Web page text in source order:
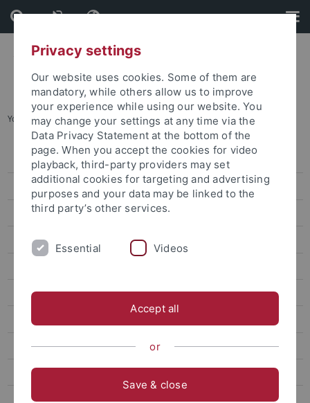
Skip
to
content
Skip
to
footer
You are here: Startseite ... E04 Börsencrash
Aktuelles
Forschungsprofil
Projekte
Diagnose – Praxis (E)
Reflexion (G)
Assoziierte Forschungsprojekte
Projekte der 1. Förderphase
Projekte der 2. Förderphase
Privacy settings
Our website uses cookies. Some of them are
mandatory, while others allow us to improve
your experience while using our website. You
may change your settings at any time via the
Data Privacy Statement at the bottom of the
page. When you accept the cookies for video
playback, third-party providers may set
additional cookies for targeting and advertising
purposes and your data may be linked to the
third party’s other services.
Essential Videos
Accept all
or
Save & close